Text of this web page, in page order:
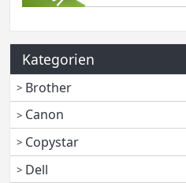
Kategorien
Brother
Canon
Copystar
Dell